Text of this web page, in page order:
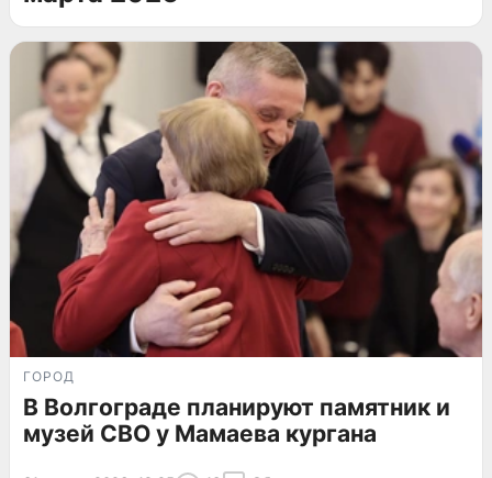
ГОРОД
В Волгограде планируют памятник и
музей СВО у Мамаева кургана